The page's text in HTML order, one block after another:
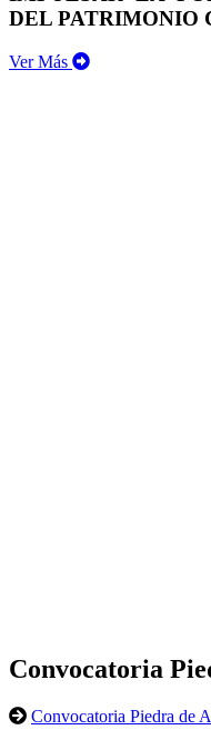
DEL PATRIMONIO
Ver Más
Convocatoria
Convocatoria Piedra de